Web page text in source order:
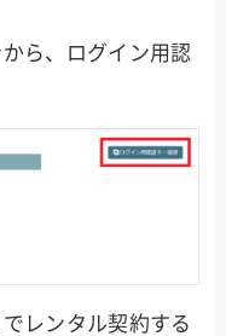
ら、ログイン用認
レンタル契約する